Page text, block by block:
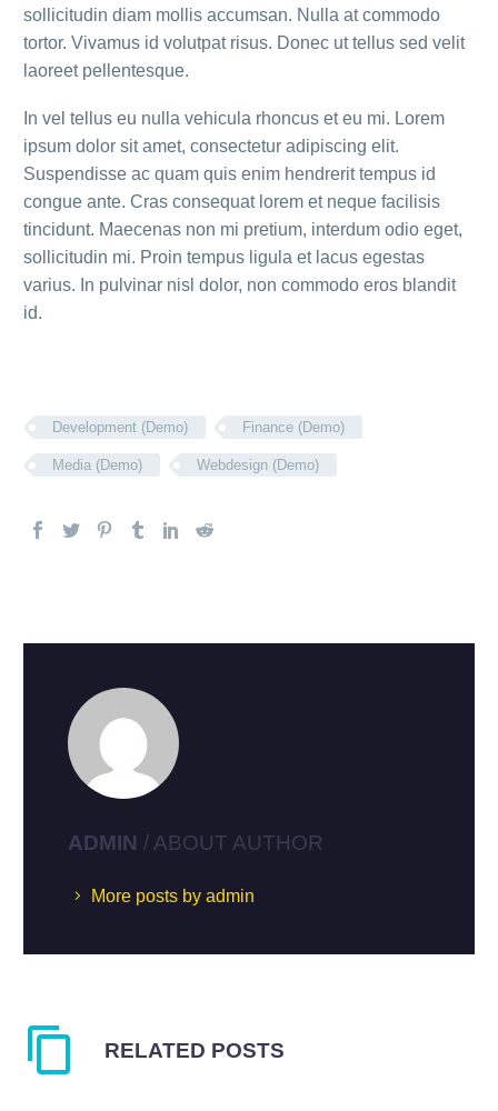
sollicitudin diam mollis accumsan. Nulla at commodo
tortor. Vivamus id volutpat risus. Donec ut tellus sed velit
laoreet pellentesque.
In vel tellus eu nulla vehicula rhoncus et eu mi. Lorem
ipsum dolor sit amet, consectetur adipiscing elit.
Suspendisse ac quam quis enim hendrerit tempus id
congue ante. Cras consequat lorem et neque facilisis
tincidunt. Maecenas non mi pretium, interdum odio eget,
sollicitudin mi. Proin tempus ligula et lacus egestas
varius. In pulvinar nisl dolor, non commodo eros blandit
id.
Development (Demo) Finance (Demo)
Media (Demo) Webdesign (Demo)
ADMIN / ABOUT AUTHOR
More posts by admin
RELATED POSTS